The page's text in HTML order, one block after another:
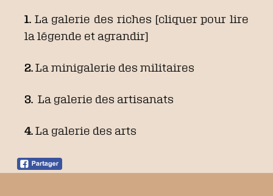
1. La galerie des riches [cliquer pour lire
la légende et agrandir]
2. La minigalerie des militaires
3. La galerie des artisanats
4. La galerie des arts